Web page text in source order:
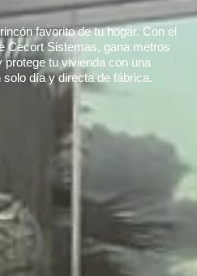
favorito de tu hogar. Con el
Cecort Sistemas, gana metros
protege tu vivienda con una
día y directa de fábrica.